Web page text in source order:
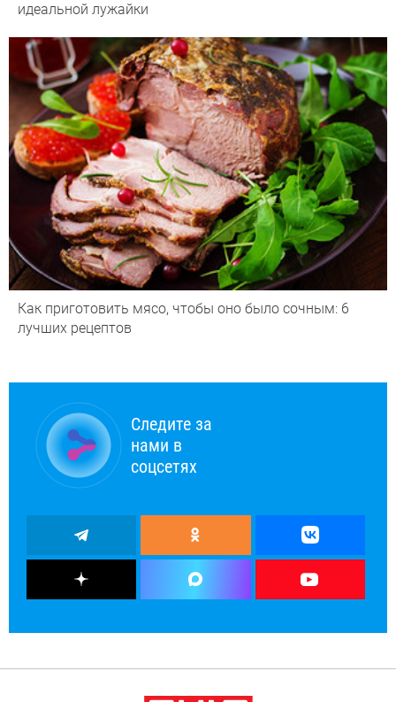
идеальной лужайки
Как приготовить мясо, чтобы оно было сочным: 6
лучших рецептов
Следите за
нами в
соцсетях